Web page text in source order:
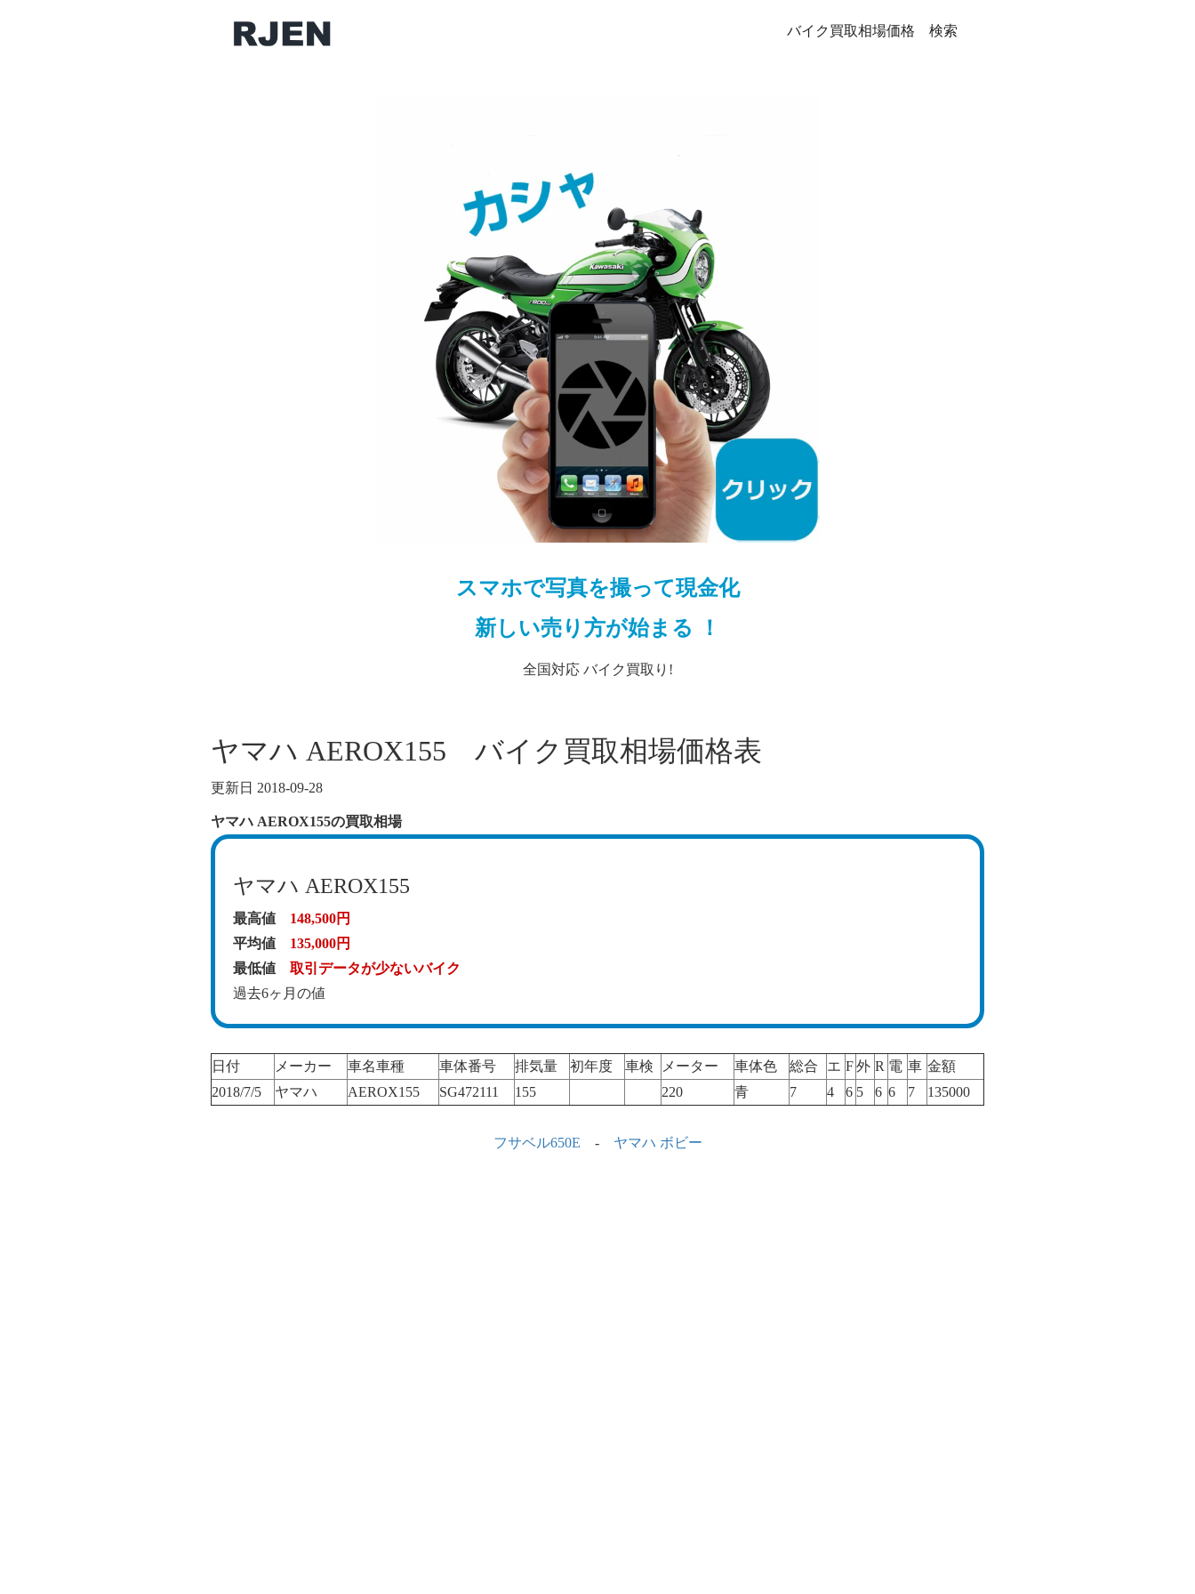
バイク買取相場価格 検索
スマホで写真を撮って現金化
新しい売り方が始まる ！
全国対応 バイク買取り!
ヤマハ AEROX155 バイク買取相場価格表
更新日 2018-09-28
ヤマハ AEROX155の買取相場
ヤマハ AEROX155
最高値 148,500円
平均値 135,000円
最低値 取引データが少ないバイク
過去6ヶ月の値
日付 メーカー 車名車種 車体番号 排気量 初年度 車検 メーター 車体色 総合 エ F外 R 電 車 金額
2018/7/5
ヤマハ AEROX155 SG472111 155 220 青 7 4 6 5 6 6 7 135000
フサベル650E - ヤマハ ボビー